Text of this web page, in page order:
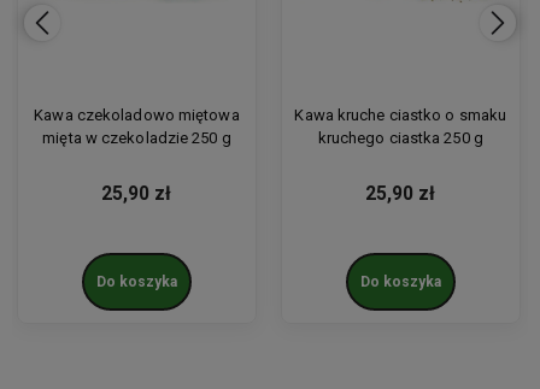
Kawa czekoladowo miętowa
mięta w czekoladzie 250 g
25,90 zł
Do koszyka
Kawa kruche ciastko o smaku
kruchego ciastka 250 g
25,90 zł
Do koszyka